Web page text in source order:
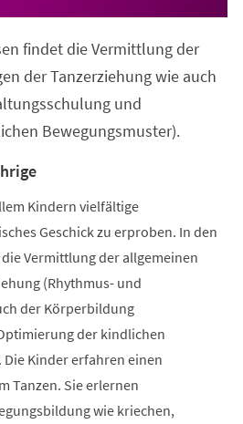
findet die Vermittlung der
der Tanzerziehung wie auch
und
Bewegungsmuster).
Kindern vielfältige
Geschick zu erproben. In den
Vermittlung der allgemeinen
(Rhythmus- und
der Körperbildung
der kindlichen
Kinder erfahren einen
Tanzen. Sie erlernen
wie kriechen,